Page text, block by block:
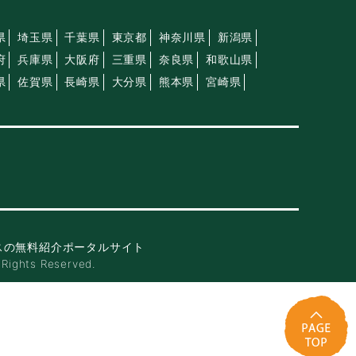
埼玉県 千葉県 東京都 神奈川県
新潟県
兵庫県 大阪府 三重県 奈良県
和歌山県
佐賀県 長崎県 大分県 熊本県
宮崎県
無料紹介ポータルサイト
Reserved.